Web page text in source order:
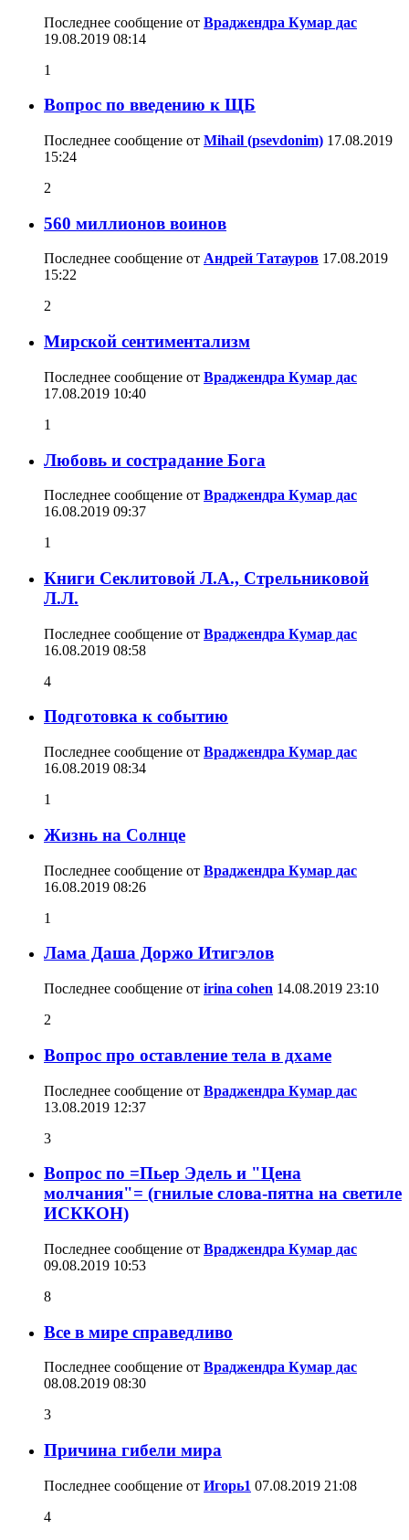
Последнее сообщение от Враджендра Кумар дас
19.08.2019 08:14
1
Вопрос по введению к ЩБ
Последнее сообщение от Mihail (psevdonim) 17.08.2019
15:24
2
560 миллионов воинов
Последнее сообщение от Андрей Татауров 17.08.2019
15:22
2
Мирской сентиментализм
Последнее сообщение от Враджендра Кумар дас
17.08.2019 10:40
1
Любовь и сострадание Бога
Последнее сообщение от Враджендра Кумар дас
16.08.2019 09:37
1
Книги Секлитовой Л.А., Стрельниковой
Л.Л.
Последнее сообщение от Враджендра Кумар дас
16.08.2019 08:58
4
Подготовка к событию
Последнее сообщение от Враджендра Кумар дас
16.08.2019 08:34
1
Жизнь на Солнце
Последнее сообщение от Враджендра Кумар дас
16.08.2019 08:26
1
Лама Даша Доржо Итигэлов
Последнее сообщение от irina cohen 14.08.2019 23:10
2
Вопрос про оставление тела в дхаме
Последнее сообщение от Враджендра Кумар дас
13.08.2019 12:37
3
Вопрос по =Пьер Эдель и "Цена
молчания"= (гнилые слова-пятна на светиле
ИСККОН)
Последнее сообщение от Враджендра Кумар дас
09.08.2019 10:53
8
Все в мире справедливо
Последнее сообщение от Враджендра Кумар дас
08.08.2019 08:30
3
Причина гибели мира
Последнее сообщение от Игорь1 07.08.2019 21:08
4